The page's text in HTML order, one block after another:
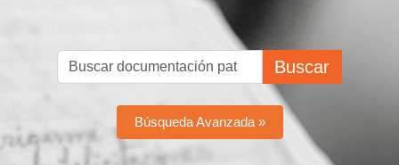
Buscar
Búsqueda Avanzada »